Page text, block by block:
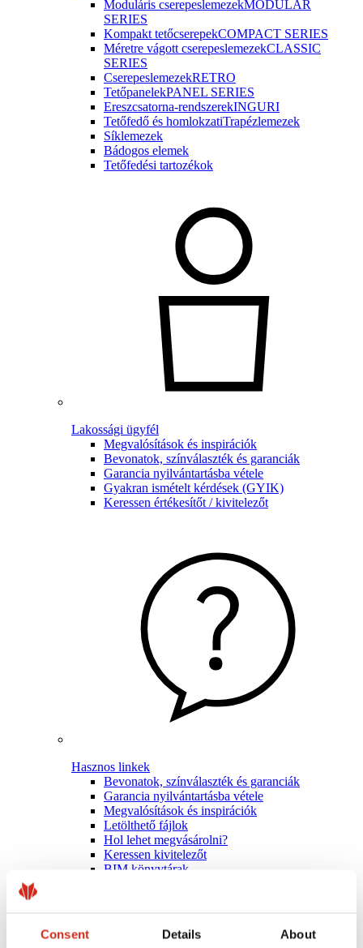
Consent Details About
Moduláris cserepeslemezekMODULAR
SERIES
Kompakt tetőcserepekCOMPACT SERIES
Méretre vágott cserepeslemezekCLASSIC
SERIES
CserepeslemezekRETRO
TetőpanelekPANEL SERIES
Ereszcsatorna-rendszerekINGURI
Tetőfedő és homlokzatiTrapézlemezek
Síklemezek
Bádogos elemek
Tetőfedési tartozékok
Lakossági ügyfél
Megvalósítások és inspirációk
Bevonatok, színválaszték és garanciák
Garancia nyilvántartásba vétele
Gyakran ismételt kérdések (GYIK)
Keressen értékesítőt / kivitelezőt
Hasznos linkek
Bevonatok, színválaszték és garanciák
Garancia nyilvántartásba vétele
Megvalósítások és inspirációk
Letölthető fájlok
Hol lehet megvásárolni?
Keressen kivitelezőt
BIM könyvtárak